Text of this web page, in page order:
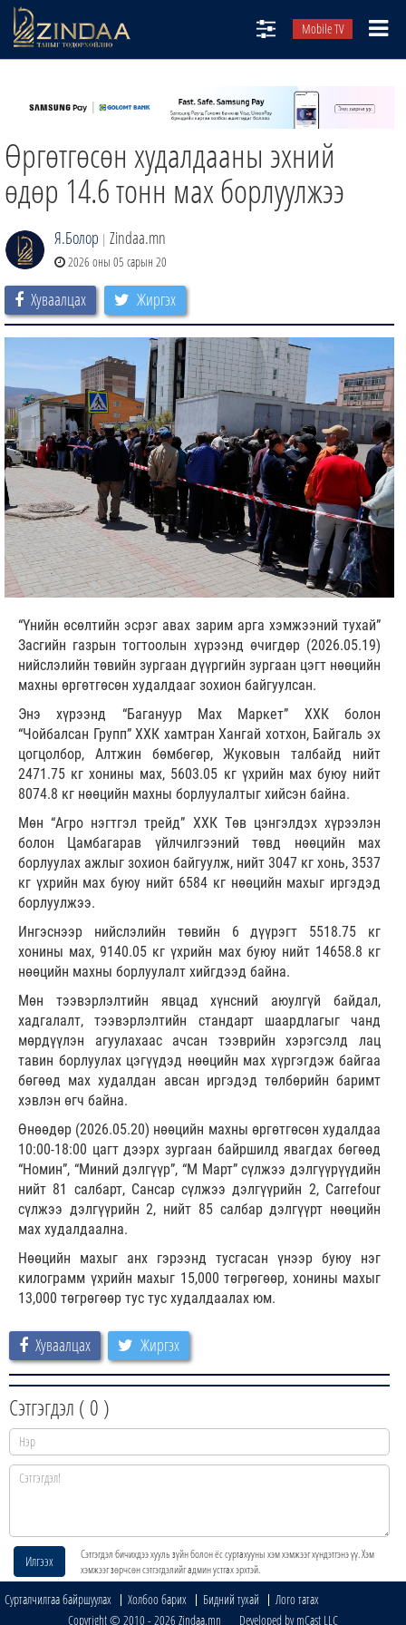
Mobile TV
ТВ8
ӨГЛӨӨНИЙ СОНИН
АУДИО ЗОХИОЛ
ЗИНДАА СЭТГҮҮЛ
Өргөтгөсөн худалдааны эхний
өдөр 14.6 тонн мах борлуулжээ
Я.Болор | Zindaa.mn
2026 оны 05 сарын 20
Хуваалцах Жиргэх
“Үнийн өсөлтийн эсрэг авах зарим арга хэмжээний тухай”
Засгийн газрын тогтоолын хүрээнд өчигдөр (2026.05.19)
нийслэлийн төвийн зургаан дүүргийн зургаан цэгт нөөцийн
махны өргөтгөсөн худалдааг зохион байгуулсан.
Энэ хүрээнд “Багануур Max Маркет” ХХК болон
“Чойбалсан Групп” ХХК хамтран Хангай хотхон, Байгаль эх
цогцолбор, Алтжин бөмбөгөр, Жуковын талбайд нийт
2471.75 кг хонины мах, 5603.05 кг үхрийн мах буюу нийт
8074.8 кг нөөцийн махны борлуулалтыг хийсэн байна.
Мөн “Агро нэгтгэл трейд” ХХК Төв цэнгэлдэх хүрээлэн
болон Цамбагарав үйлчилгээний төвд нөөцийн мах
борлуулах ажлыг зохион байгуулж, нийт 3047 кг хонь, 3537
кг үхрийн мах буюу нийт 6584 кг нөөцийн махыг иргэдэд
борлуулжээ.
Ингэснээр нийслэлийн төвийн 6 дүүрэгт 5518.75 кг
хонины мах, 9140.05 кг үхрийн мах буюу нийт 14658.8 кг
нөөцийн махны борлуулалт хийгдээд байна.
Мөн тээвэрлэлтийн явцад хүнсний аюулгүй байдал,
хадгалалт, тээвэрлэлтийн стандарт шаардлагыг чанд
мөрдүүлэн агуулахаас ачсан тээврийн хэрэгсэлд лац
тавин борлуулах цэгүүдэд нөөцийн мах хүргэгдэж байгаа
бөгөөд мах худалдан авсан иргэдэд төлбөрийн баримт
хэвлэн өгч байна.
Өнөөдөр (2026.05.20) нөөцийн махны өргөтгөсөн худалдаа
10:00-18:00 цагт дээрх зургаан байршилд явагдах бөгөөд
“Номин”, “Миний дэлгүүр”, “М Март” сүлжээ дэлгүүрүүдийн
нийт 81 салбарт, Сансар сүлжээ дэлгүүрийн 2, Carrefour
сүлжээ дэлгүүрийн 2, нийт 85 салбар дэлгүүрт нөөцийн
мах худалдаална.
Нөөцийн махыг анх гэрээнд тусгасан үнээр буюу нэг
килограмм үхрийн махыг 15,000 төгрөгөөр, хонины махыг
13,000 төгрөгөөр тус тус худалдаалах юм.
Хуваалцах Жиргэх
Сэтгэгдэл ( 0 )
Илгээх
Сэтгэгдэл бичихдээ хууль зүйн болон ёс суртахууны хэм хэмжээг хүндэтгэнэ үү. Хэм
хэмжээг зөрчсөн сэтгэгдэлийг админ устгах эрхтэй.
Сурталчилгаа байршуулах Холбоо барих Бидний тухай
Лого татах
Copyright © 2010 - 2026 Zindaa.mn Developed by mCast LLC